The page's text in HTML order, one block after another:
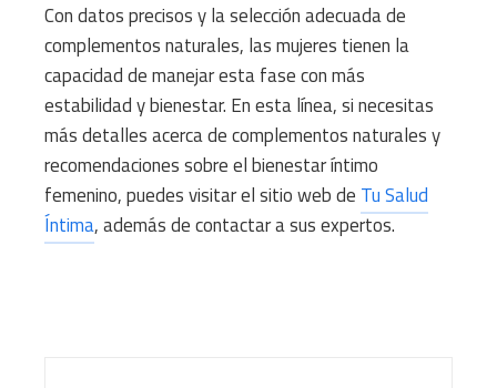
Con datos precisos y la selección adecuada de
complementos naturales, las mujeres tienen la
capacidad de manejar esta fase con más
estabilidad y bienestar. En esta línea, si necesitas
más detalles acerca de complementos naturales y
recomendaciones sobre el bienestar íntimo
femenino, puedes visitar el sitio web de Tu Salud
Íntima, además de contactar a sus expertos.